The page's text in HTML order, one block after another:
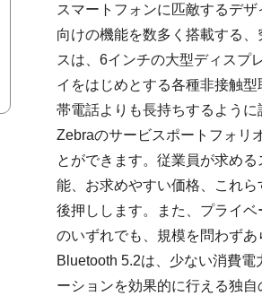
スマートフォンに匹敵するデ
向けの機能を数多く搭載する
スは、6インチの大型ディスプ
イをはじめとする各種非接触
帯電話よりも長持ちするよう
Zebraのサービスポートフォリ
とができます。従業員が求め
能、お求めやすい価格、これ
後押しします。また、プライ
のいずれでも、規模を問わず
Bluetooth 5.2は、少ない消費
ーションを効果的に行える独自